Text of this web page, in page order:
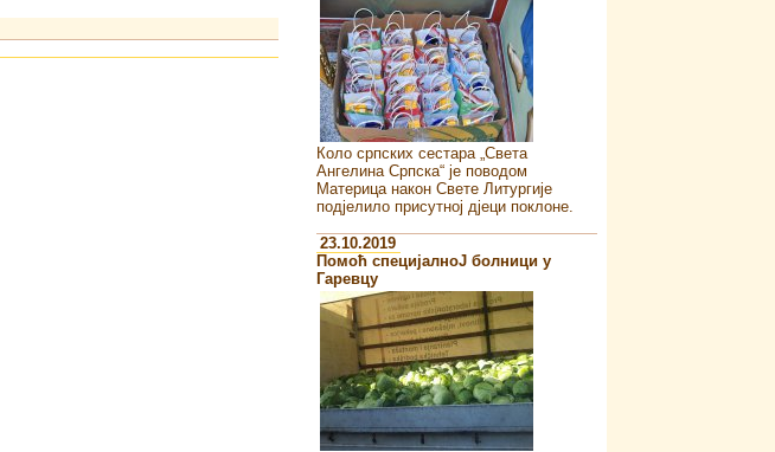
Коло српских сестара „Света
Ангелина Српска“ je поводом
Материца након Свете Литургије
подјелило присутној дјеци поклоне.
23.10.2019
Помоћ специјалноJ болници у
Гаревцу